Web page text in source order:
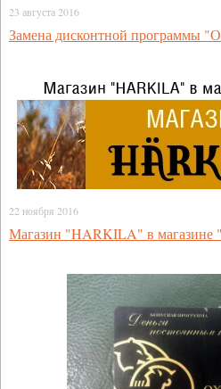
23 августа 2016
Замена дисконтной программы
22 ноября 2016
Магазин "HARKILA" в